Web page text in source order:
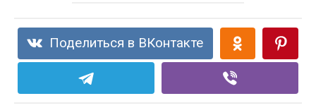
Поделиться в ВКонтакте